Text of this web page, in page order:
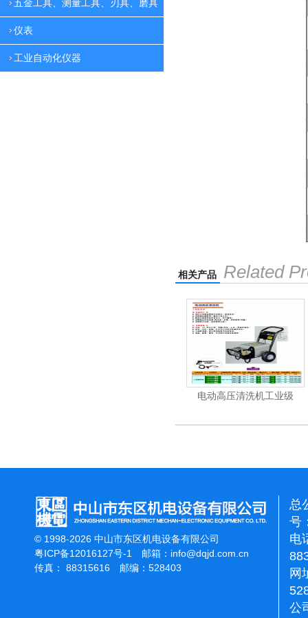
五金工具、测量工具、刃具、磨具
仪表
工业自动化仪器
相关产品 Related
电动高压清洗机工业级
© 1998-2026 中山市东区机电设备有限公司
粤ICP备12016127号-1
邮箱： info@dqjd.com.cn
传真： 88315616 邮编：528403
总
号
电
网
公